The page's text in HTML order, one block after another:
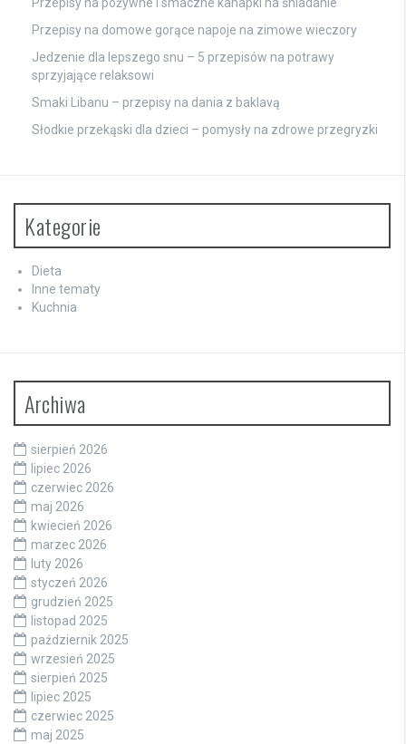
Przepisy na pożywne i smaczne kanapki na śniadanie
Przepisy na domowe gorące napoje na zimowe wieczory
Jedzenie dla lepszego snu – 5 przepisów na potrawy
sprzyjające relaksowi
Smaki Libanu – przepisy na dania z baklavą
Słodkie przekąski dla dzieci – pomysły na zdrowe przegryzki
Kategorie
Dieta
Inne tematy
Kuchnia
Archiwa
sierpień 2026
lipiec 2026
czerwiec 2026
maj 2026
kwiecień 2026
marzec 2026
luty 2026
styczeń 2026
grudzień 2025
listopad 2025
październik 2025
wrzesień 2025
sierpień 2025
lipiec 2025
czerwiec 2025
maj 2025